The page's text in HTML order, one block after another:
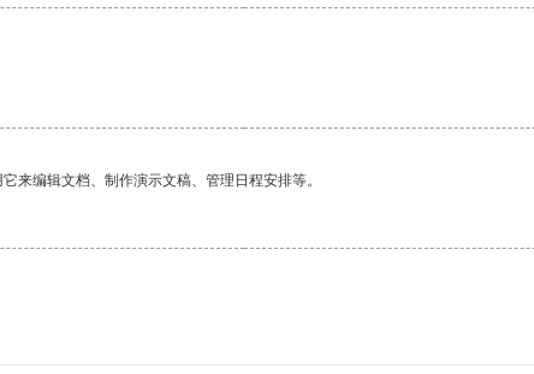
来编辑文档、制作演示文稿、管理日程安排等。